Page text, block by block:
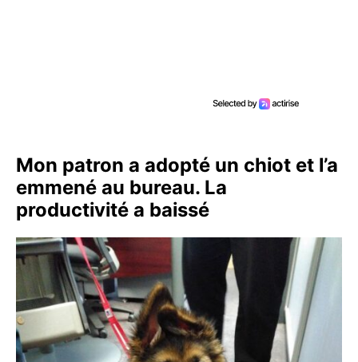
Mon patron a adopté un chiot et l’a
emmené au bureau. La
productivité a baissé